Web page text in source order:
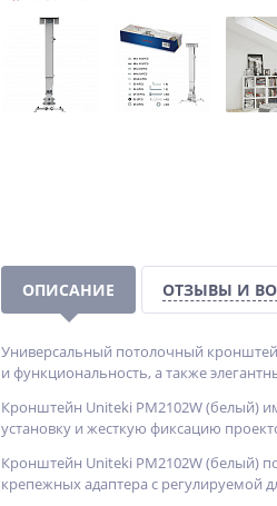
ОПИСАНИЕ ОТЗЫВЫ И
Универсальный потолочный
и функциональность, а также
Кронштейн Uniteki PM2102W (белый)
установку и жесткую фиксацию
Кронштейн Uniteki PM2102W (белый)
крепежных адаптера с регулируемой